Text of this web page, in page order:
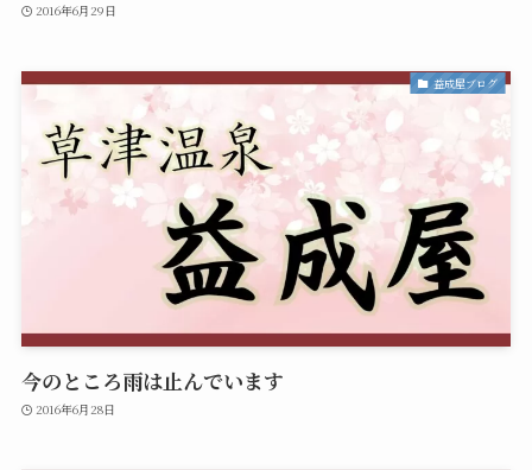
2016年6月29日
益成屋ブログ
今のところ雨は止んでいます
2016年6月28日